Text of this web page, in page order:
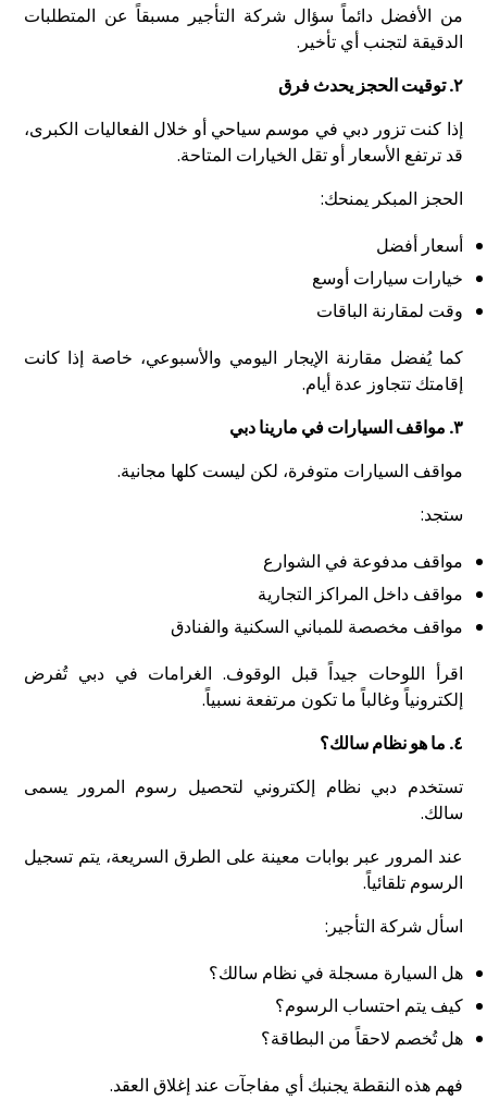
من الأفضل دائماً سؤال شركة التأجير مسبقاً عن المتطلبات
الدقيقة لتجنب أي تأخير.
٢. توقيت الحجز يحدث فرق
إذا كنت تزور دبي في موسم سياحي أو خلال الفعاليات الكبرى،
قد ترتفع الأسعار أو تقل الخيارات المتاحة.
الحجز المبكر يمنحك:
أسعار أفضل
خيارات سيارات أوسع
وقت لمقارنة الباقات
كما يُفضل مقارنة الإيجار اليومي والأسبوعي، خاصة إذا كانت
إقامتك تتجاوز عدة أيام.
٣. مواقف السيارات في مارينا دبي
مواقف السيارات متوفرة، لكن ليست كلها مجانية.
ستجد:
مواقف مدفوعة في الشوارع
مواقف داخل المراكز التجارية
مواقف مخصصة للمباني السكنية والفنادق
اقرأ اللوحات جيداً قبل الوقوف. الغرامات في دبي تُفرض
إلكترونياً وغالباً ما تكون مرتفعة نسبياً.
٤. ما هو نظام سالك؟
تستخدم دبي نظام إلكتروني لتحصيل رسوم المرور يسمى
سالك.
عند المرور عبر بوابات معينة على الطرق السريعة، يتم تسجيل
الرسوم تلقائياً.
اسأل شركة التأجير:
هل السيارة مسجلة في نظام سالك؟
كيف يتم احتساب الرسوم؟
هل تُخصم لاحقاً من البطاقة؟
فهم هذه النقطة يجنبك أي مفاجآت عند إغلاق العقد.